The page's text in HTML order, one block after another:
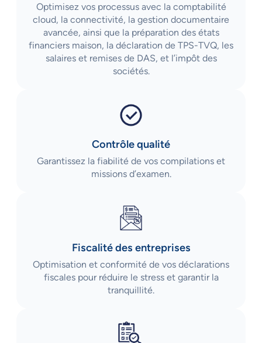
Optimisez vos processus avec la comptabilité
cloud, la connectivité, la gestion documentaire
avancée, ainsi que la préparation des états
financiers maison, la déclaration de TPS-TVQ, les
salaires et remises de DAS, et l’impôt des
sociétés.
Contrôle qualité
Garantissez la fiabilité de vos compilations et
missions d’examen.
Fiscalité des entreprises
Optimisation et conformité de vos déclarations
fiscales pour réduire le stress et garantir la
tranquillité.